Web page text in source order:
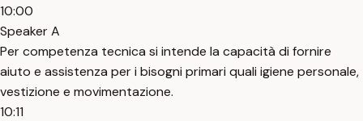
10:00
Speaker A
Per competenza tecnica si intende la capacità di fornire
aiuto e assistenza per i bisogni primari quali igiene personale,
vestizione e movimentazione.
10:11